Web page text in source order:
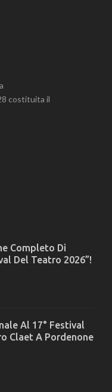
costituita il
Completo Di
Del Teatro 2026”!
Al 17° Festival
Claet A Pordenone